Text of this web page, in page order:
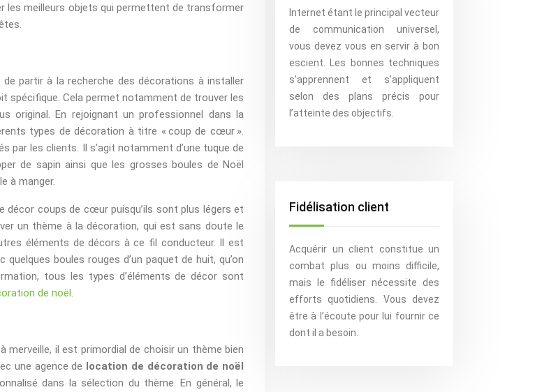
les meilleurs objets qui permettent de transformer
partir à la recherche des décorations à installer
spécifique. Cela permet notamment de trouver les
original. En rejoignant un professionnel dans la
types de décoration à titre « coup de cœur ».
les clients. Il s’agit notamment d’une tuque de
de sapin ainsi que les grosses boules de Noël
à manger.
coups de cœur puisqu’ils sont plus légers et
un thème à la décoration, qui est sans doute le
éléments de décors à ce fil conducteur. Il est
boules rouges d’un paquet de huit, qu’on
tous les types d’éléments de décor sont
de noël
il est primordial de choisir un thème bien
une agence de location de décoration de noël
dans la sélection du thème. En général, le
Internet étant le principal vecteur
de communication universel,
vous devez vous en servir à bon
escient. Les bonnes techniques
s’apprennent et s’appliquent
selon des plans précis pour
l’atteinte des objectifs.
Fidélisation client
Acquérir un client constitue un
combat plus ou moins difficile,
mais le fidéliser nécessite des
efforts quotidiens. Vous devez
être à l’écoute pour lui fournir ce
dont il a besoin.